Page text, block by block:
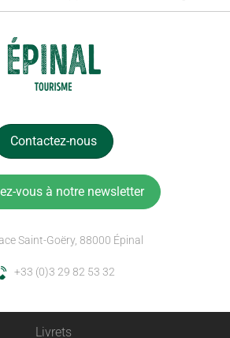
Contactez-nous
vous à notre newsletter
Saint-Goëry, 88000 Épinal
+33 (0)3 29 82 53 32
Livrets